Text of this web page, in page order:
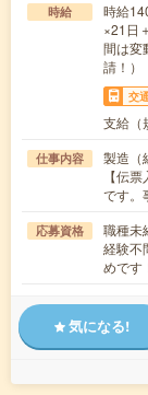
時給
時給
×21日
間は変
請！）
交
支給（
仕事内容
製造（
【伝
です。
応募資格
職種未
経験不
めです
気になる!